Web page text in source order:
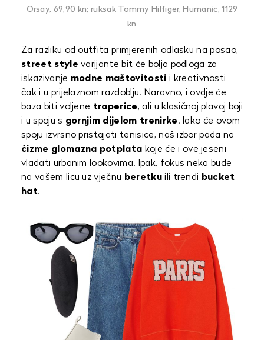
Orsay, 69,90 kn; ruksak Tommy Hilfiger, Humanic, 1129
kn
Za razliku od outfita primjerenih odlasku na posao,
street style varijante bit će bolja podloga za
iskazivanje modne maštovitosti i kreativnosti
čak i u prijelaznom razdoblju. Naravno, i ovdje će
baza biti voljene traperice, ali u klasičnoj plavoj boji
i u spoju s gornjim dijelom trenirke. Iako će ovom
spoju izvrsno pristajati tenisice, naš izbor pada na
čizme glomazna potplata koje će i ove jeseni
vladati urbanim lookovima. Ipak, fokus neka bude
na vašem licu uz vječnu beretkuili trendi bucket
hat.